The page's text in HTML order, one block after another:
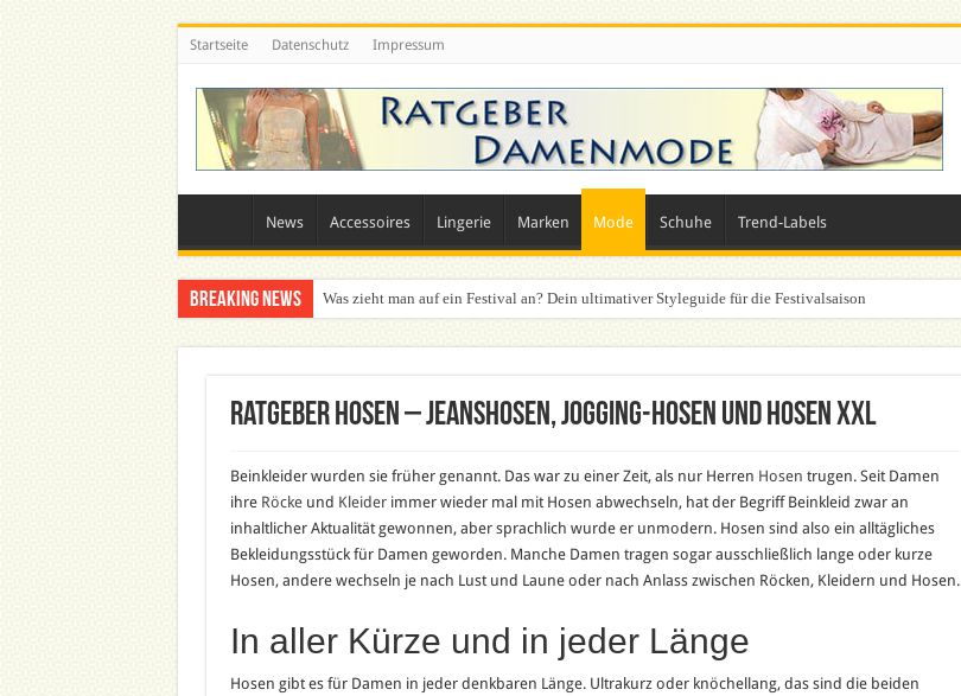
Startseite Datenschutz Impressum
News Accessoires Lingerie Marken Mode Schuhe Trend-Labels
Breaking News Was zieht man auf ein Festival an? Dein ultimativer Styleguide für die Festivalsaison
Ratgeber Hosen – Jeanshosen, Jogging-Hosen und Hosen XXL
Beinkleider wurden sie früher genannt. Das war zu einer Zeit, als nur Herren Hosen trugen. Seit Damen
ihre Röckeund Kleiderimmer wieder mal mit Hosen abwechseln, hat der Begriff Beinkleid zwar an
inhaltlicher Aktualität gewonnen, aber sprachlich wurde er unmodern. Hosen sind also ein alltägliches
Bekleidungsstück für Damen geworden. Manche Damen tragen sogar ausschließlich lange oder kurze
Hosen, andere wechseln je nach Lust und Laune oder nach Anlass zwischen Röcken, Kleidern und Hosen.
In aller Kürze und in jeder Länge
Hosen gibt es für Damen in jeder denkbaren Länge. Ultrakurz oder knöchellang, das sind die beiden